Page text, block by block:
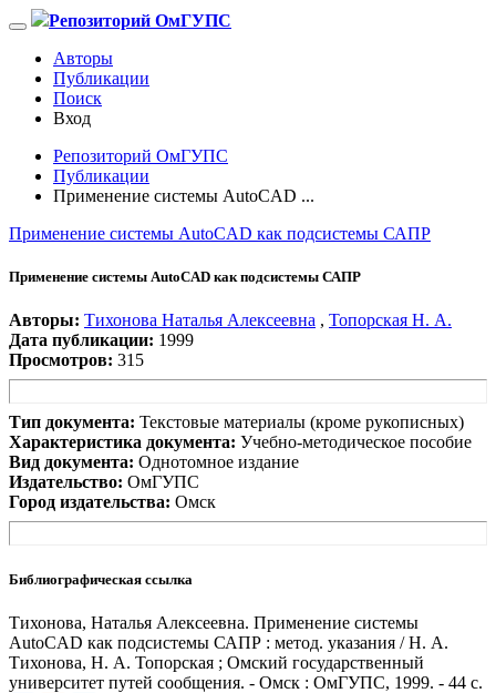
Репозиторий ОмГУПС
Авторы
Публикации
Поиск
Вход
Репозиторий ОмГУПС
Публикации
Применение системы AutoCAD ...
Применение системы AutoCAD как подсистемы САПР
Применение системы AutoCAD как подсистемы САПР
Авторы: Тихонова Наталья Алексеевна , Топорская Н. А.
Дата публикации: 1999
Просмотров: 315
Тип документа: Текстовые материалы (кроме рукописных)
Характеристика документа: Учебно-методическое пособие
Вид документа: Однотомное издание
Издательство: ОмГУПС
Город издательства: Омск
Библиографическая ссылка
Тихонова, Наталья Алексеевна. Применение системы
AutoCAD как подсистемы САПР : метод. указания / Н. А.
Тихонова, Н. А. Топорская ; Омский государственный
университет путей сообщения. - Омск : ОмГУПС, 1999. - 44 с.